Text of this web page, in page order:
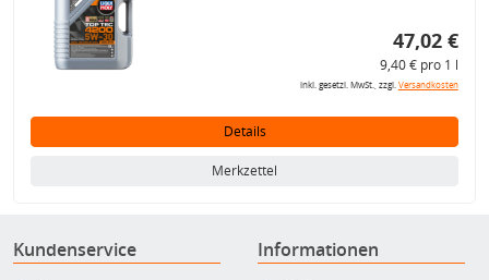
47,02 €
9,40 € pro 1 l
inkl. gesetzl. MwSt., zzgl.Versandkosten
Details
Merkzettel
Kundenservice Informationen